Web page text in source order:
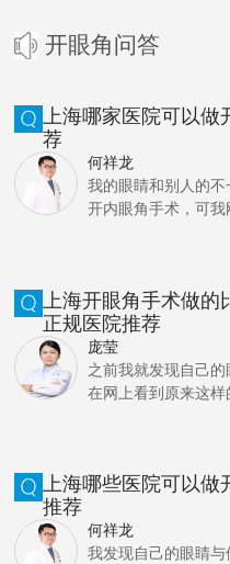
开眼角问答
上海哪家医院可以
荐
何祥龙
我的眼睛和别人的
开内眼角手术，可我
上海开眼角手术做的
正规医院推荐
庞莹
之前我就发现自己
在网上看到原来这样
上海哪些医院可以做
推荐
何祥龙
我发现自己的眼睛